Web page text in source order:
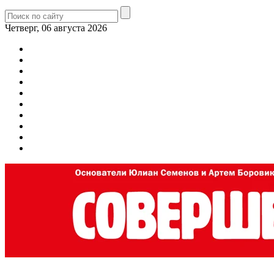
Четверг, 06 августа 2026